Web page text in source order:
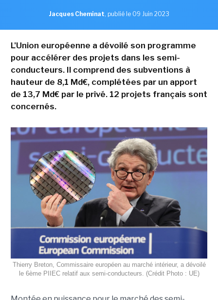
Jacques Cheminat, publié le 09 Juin 2023
L'Union européenne a dévoilé son programme
pour accélérer des projets dans les semi-
conducteurs. Il comprend des subventions à
hauteur de 8,1 Md€, complétées par un apport
de 13,7 Md€ par le privé. 12 projets français sont
concernés.
Thierry Breton, Commissaire européen au marché intérieur, a dévoilé
le 6ème PIIEC relatif aux semi-conducteurs. (Crédit Photo : UE)